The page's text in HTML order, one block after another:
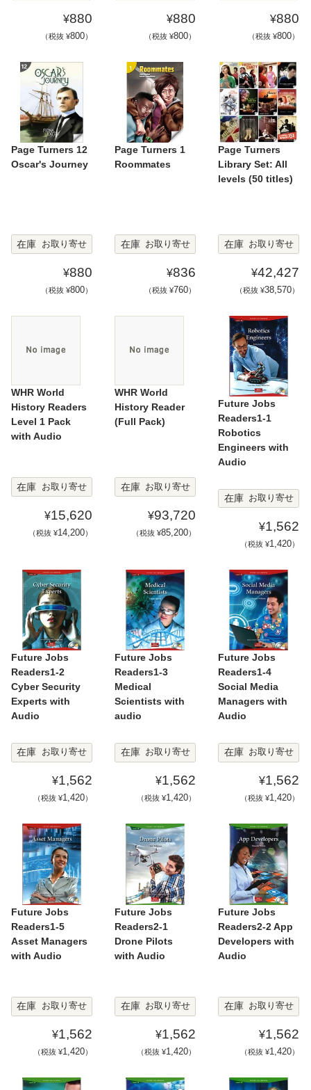
¥880
（税抜 ¥800）
¥880
（税抜 ¥800）
¥880
（税抜 ¥800）
Page Turners 12
Oscar's Journey
在庫 お取り寄せ
¥880
（税抜 ¥800）
Page Turners 1
Roommates
在庫 お取り寄せ
¥836
（税抜 ¥760）
Page Turners
Library Set: All
levels (50 titles)
在庫 お取り寄せ
¥42,427
（税抜 ¥38,570）
WHR World
History Readers
Level 1 Pack
with Audio
在庫 お取り寄せ
¥15,620
（税抜 ¥14,200）
WHR World
History Reader
(Full Pack)
在庫 お取り寄せ
¥93,720
（税抜 ¥85,200）
Future Jobs
Readers1-1
Robotics
Engineers with
Audio
在庫 お取り寄せ
¥1,562
（税抜 ¥1,420）
Future Jobs
Readers1-2
Cyber Security
Experts with
Audio
在庫 お取り寄せ
¥1,562
（税抜 ¥1,420）
Future Jobs
Readers1-3
Medical
Scientists with
audio
在庫 お取り寄せ
¥1,562
（税抜 ¥1,420）
Future Jobs
Readers1-4
Social Media
Managers with
Audio
在庫 お取り寄せ
¥1,562
（税抜 ¥1,420）
Future Jobs
Readers1-5
Asset Managers
with Audio
在庫 お取り寄せ
¥1,562
（税抜 ¥1,420）
Future Jobs
Readers2-1
Drone Pilots
with Audio
在庫 お取り寄せ
¥1,562
（税抜 ¥1,420）
Future Jobs
Readers2-2 App
Developers with
Audio
在庫 お取り寄せ
¥1,562
（税抜 ¥1,420）